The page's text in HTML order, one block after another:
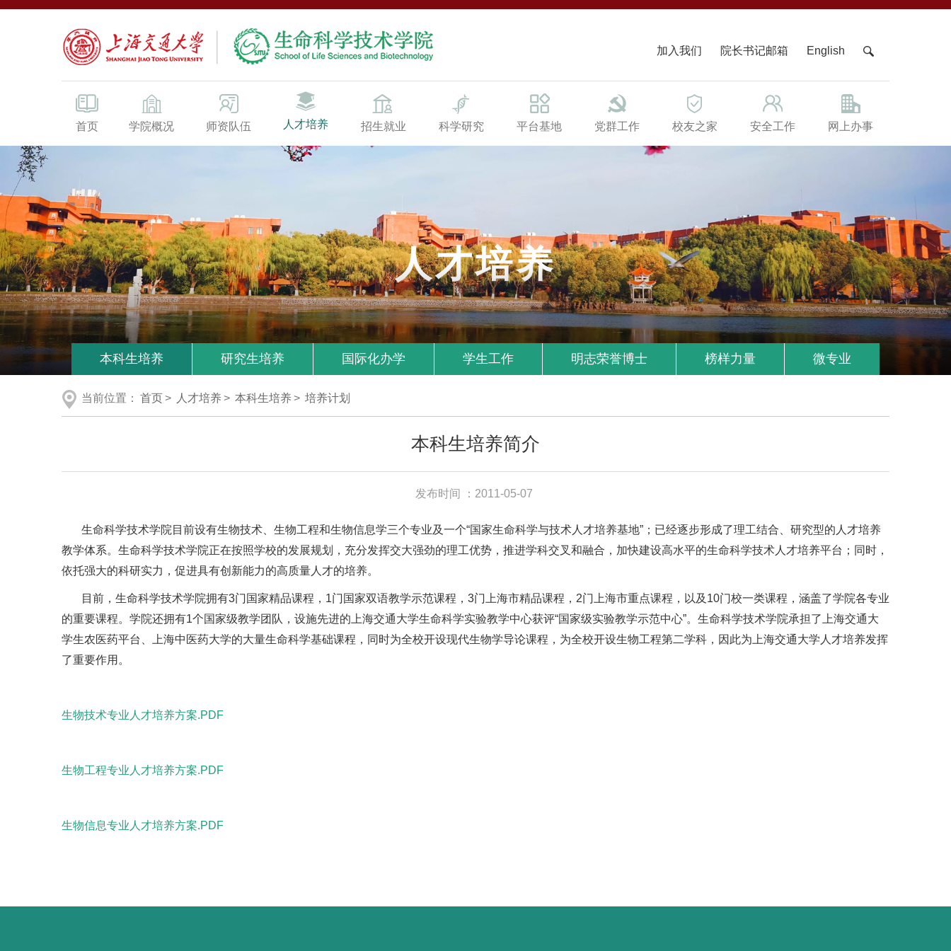
加入我们 院长书记邮箱 English
首页 学院概况 师资队伍 人才培养 招生就业 科学研究 平台基地 党群工作 校友之家 安全工作 网上办事
人才培养
本科生培养 研究生培养 国际化办学 学生工作 明志荣誉博士 榜样力量 微专业
当前位置： 首页> 人才培养> 本科生培养> 培养计划
本科生培养简介
发布时间 ：2011-05-07
生命科学技术学院目前设有生物技术、生物工程和生物信息学三个专业及一个“国家生命科学与技术人才培养基地”；已经逐步形成了理工结合、研究型的人才培养
教学体系。生命科学技术学院正在按照学校的发展规划，充分发挥交大强劲的理工优势，推进学科交叉和融合，加快建设高水平的生命科学技术人才培养平台；同时，
依托强大的科研实力，促进具有创新能力的高质量人才的培养。
目前，生命科学技术学院拥有3门国家精品课程，1门国家双语教学示范课程，3门上海市精品课程，2门上海市重点课程，以及10门校一类课程，涵盖了学院各专业
的重要课程。学院还拥有1个国家级教学团队，设施先进的上海交通大学生命科学实验教学中心获评“国家级实验教学示范中心”。生命科学技术学院承担了上海交通大
学生农医药平台、上海中医药大学的大量生命科学基础课程，同时为全校开设现代生物学导论课程，为全校开设生物工程第二学科，因此为上海交通大学人才培养发挥
了重要作用。
生物技术专业人才培养方案.PDF
生物工程专业人才培养方案.PDF
生物信息专业人才培养方案.PDF